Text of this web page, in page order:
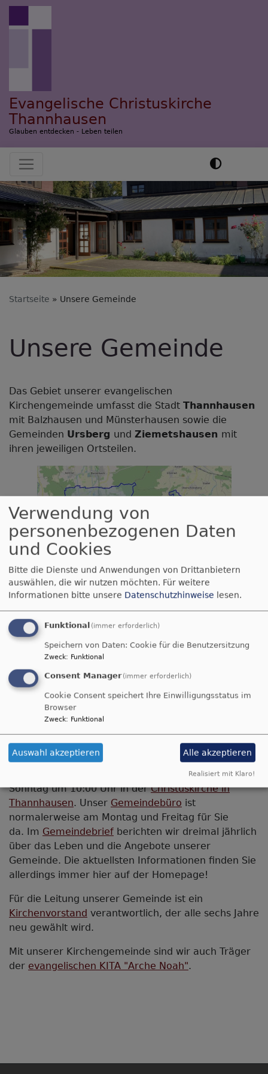
Direkt
Evangelische Christuskirche
Thannhausen
Glauben entdecken - Leben teilen
Hauptnavigation
Startseite Unsere Gemeinde
Unsere Gemeinde
Das Gebiet unserer evangelischen
Kirchengemeinde umfasst die Stadt Thannhausen
mit Balzhausen und Münsterhausen sowie die
Gemeinden Ursberg und Ziemetshausen mit
ihren jeweiligen Ortsteilen.
von Wohnsitz, Konfession oder
Kirchenmitgliedschaft zu unseren Gottesdiensten
und Veranstaltungen eingeladen! Ebenso sind
Taufen, Trauungen oder Bestattungen
auch für Personen von außerhalb dieses Gebiets
möglich.
feiern wir in der Regel jeden
Sonntag um 10:00 Uhr in derChristuskirche in
Thannhausen. Unser Gemeindebüro ist
normalerweise am Montag und Freitag für Sie
da. Im Gemeindebrief berichten wir dreimal jährlich
über das Leben und die Angebote unserer
Gemeinde. Die aktuellsten Informationen finden Sie
allerdings immer hier auf der Homepage!
Für die Leitung unserer Gemeinde ist ein
Kirchenvorstand verantwortlich, der alle sechs Jahre
neu gewählt wird.
Mit unserer Kirchengemeinde sind wir auch Träger
der evangelischen KITA "Arche Noah".
Verwendung von
personenbezogenen Daten
und Cookies
Bitte die Dienste und Anwendungen von Drittanbietern
auswählen, die wir nutzen möchten. Für weitere
Informationen bitte unsere Datenschutzhinweise lesen.
Funktional (immer erforderlich)
Speichern von Daten: Cookie für die Benutzersitzung
Zweck: Funktional
Consent Manager (immer erforderlich)
Cookie Consent speichert Ihre Einwilligungsstatus im
Browser
Zweck: Funktional
Auswahl akzeptieren Alle akzeptieren
Realisiert mit Klaro!